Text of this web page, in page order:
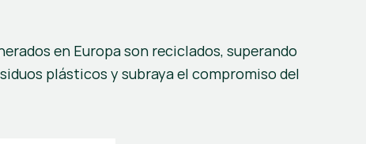
en Europa son reciclados, superando
plásticos y subraya el compromiso del